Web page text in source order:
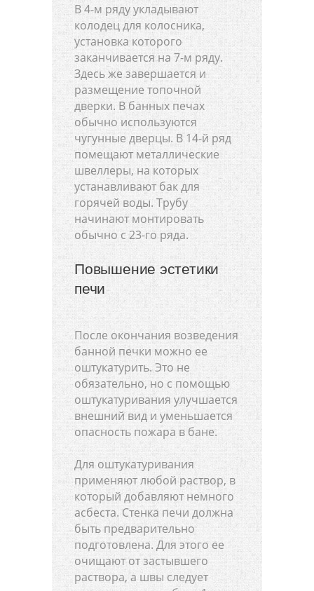
В 4-м ряду укладывают
колодец для колосника,
установка которого
заканчивается на 7-м ряду.
Здесь же завершается и
размещение топочной
дверки. В банных печах
обычно используются
чугунные дверцы. В 14-й ряд
помещают металлические
швеллеры, на которых
устанавливают бак для
горячей воды. Трубу
начинают монтировать
обычно с 23-го ряда.
Повышение эстетики
печи
После окончания возведения
банной печки можно ее
оштукатурить. Это не
обязательно, но с помощью
оштукатуривания улучшается
внешний вид и уменьшается
опасность пожара в бане.
Для оштукатуривания
применяют любой раствор, в
который добавляют немного
асбеста. Стенка печи должна
быть предварительно
подготовлена. Для этого ее
очищают от застывшего
раствора, а швы следует